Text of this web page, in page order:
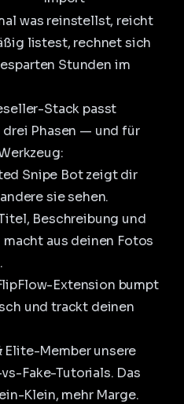
was reinstellst, reicht
listest, rechnet sich
Stunden im
Stack passt
Phasen — und für
Snipe Botzeigt dir
sie sehen.
Beschreibung und
macht aus deinen Fotos
Extension bumpt
und trackt deinen
Elite-Memberunsere
Fake-Tutorials. Das
Klein, mehr Marge.